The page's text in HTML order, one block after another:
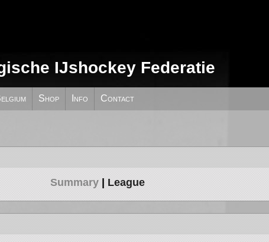
IJshockey Federatie
Shop Info Contact
Summary League